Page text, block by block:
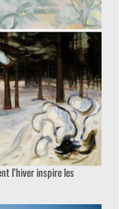
l’hiver inspire les